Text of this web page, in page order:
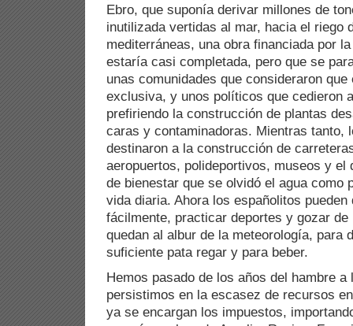
Ebro, que suponía derivar millones de
inutilizada vertidas al mar, hacia el riego
mediterráneas, una obra financiada por
estaría casi completada, pero que se
unas comunidades que consideraron
exclusiva, y unos políticos que cedieron
prefiriendo la construcción de plantas
caras y contaminadoras. Mientras tanto,
destinaron a la construcción de
aeropuertos, polideportivos, museos y el
de bienestar que se olvidó el agua como
vida diaria. Ahora los españolitos
fácilmente, practicar deportes y gozar de
quedan al albur de la meteorología, para
suficiente pata regar y para beber.
Hemos pasado de los años del hambre a
persistimos en la escasez de recursos
ya se encargan los impuestos,